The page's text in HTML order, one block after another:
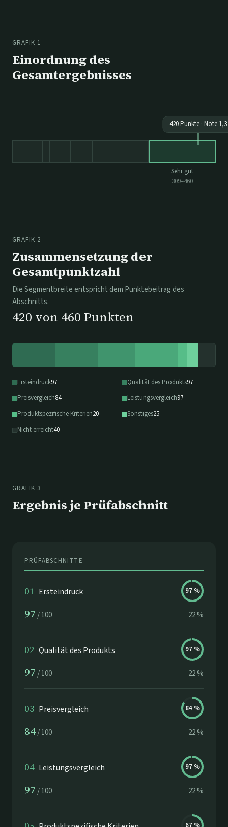
GRAFIK 1
Einordnung des
Gesamtergebnisses
420Punkte · Note 1,3
Sehr gut
309–460
GRAFIK 2
Zusammensetzung der
Gesamtpunktzahl
Die Segmentbreite entspricht dem Punktebeitrag des
Abschnitts.
420 von 460 Punkten
Ersteindruck97 Qualität des Produkts97
Preisvergleich84 Leistungsvergleich97
Produktspezifische Kriterien20 Sonstiges25
Nicht erreicht40
GRAFIK 3
Ergebnis je Prüfabschnitt
PRÜFABSCHNITTE
01 Ersteindruck 97%
97 /100 22%
02 Qualität des Produkts 97%
97 /100 22%
03 Preisvergleich 84%
84/100 22%
04 Leistungsvergleich 97%
97 /100 22%